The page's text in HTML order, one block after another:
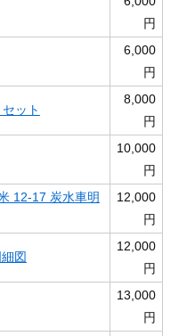
円
6,000
円
ット
8,000
円
10,000
円
12-17 炭水車明
12,000
円
図
12,000
円
13,000
円